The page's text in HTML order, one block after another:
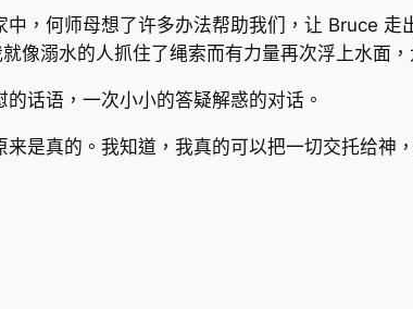
，何师母想了许多办法帮助我们，让 Bruce 走
像溺水的人抓住了绳索而有力量再次浮上水面
话语，一次小小的答疑解惑的对话。
是真的。我知道，我真的可以把一切交托给神